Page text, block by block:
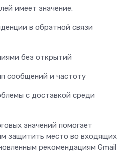
имеет значение.
в обратной связи
без открытий
сообщений и частоту
с доставкой среди
значений помогает
защитить место во входящих
рекомендациям Gmail